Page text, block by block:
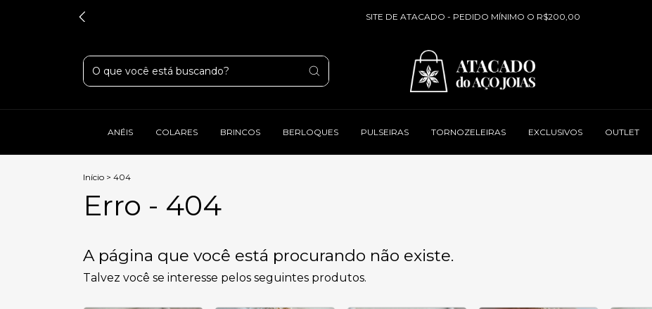
SITE DE ATACADO - PEDIDO MÍNIMO O R$200,00
ANÉIS COLARES BRINCOS BERLOQUES PULSEIRAS TORNOZELEIRAS EXCLUSIVOS OUTLET
Início > 404
Erro - 404
A página que você está procurando não existe.
Talvez você se interesse pelos seguintes produtos.